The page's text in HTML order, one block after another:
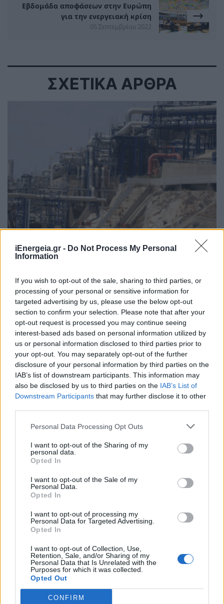
iEnergeia.gr - Do Not Process My Personal
Information
If you wish to opt-out of the sale, sharing to third parties, or
processing of your personal or sensitive information for
targeted advertising by us, please use the below opt-out
section to confirm your selection. Please note that after your
opt-out request is processed you may continue seeing
interest-based ads based on personal information utilized by
us or personal information disclosed to third parties prior to
your opt-out. You may separately opt-out of the further
disclosure of your personal information by third parties on the
IAB’s list of downstream participants. This information may
also be disclosed by us to third parties on the IAB’s List of
Downstream Participants that may further disclose it to other
Personal Data Processing Opt Outs
I want to opt-out of the Sharing of my
personal data.
Opted In
I want to opt-out of the Sale of my
Personal Data.
Opted In
I want to opt-out of processing my
Personal Data for Targeted Advertising.
Opted In
I want to opt-out of Collection, Use,
Retention, Sale, and/or Sharing of my
Personal Data that Is Unrelated with the
Purposes for which it was collected.
Opted Out
CONFIRM
Εβδομάδα αποφάσεων στην Ευρώπη
για την ενεργειακή κρίση
05 Σεπτεμβρίου 2022
ΣΧΕΤΙΚΑ ΑΡΘΡΑ
ΣΥΜΒΑΤΙΚΕΣ ΠΗΓΕΣ
LNG: Παραπλάνηση σε κλιματική και
07/07/2026 - 13:54
ΓΕΩ ΠΟΛΙΤΙΚΑ
Politico: Η συμφωνία ΗΠΑ-Ιράν δεν θα λύσει
18/06/2026 - 06:57